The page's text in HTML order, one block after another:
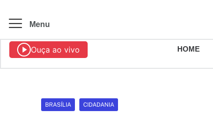
Menu
Ouça ao vivo HOME
BRASÍLIA CIDADANIA